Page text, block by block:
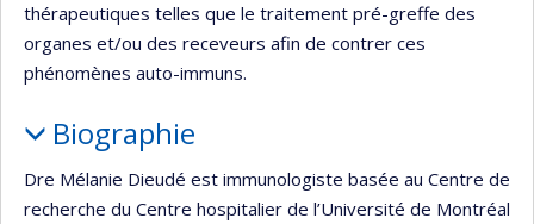
thérapeutiques telles que le traitement pré-greffe des
organes et/ou des receveurs afin de contrer ces
phénomènes auto-immuns.
Biographie
Dre Mélanie Dieudé est immunologiste basée au Centre de
recherche du Centre hospitalier de l’Université de Montréal